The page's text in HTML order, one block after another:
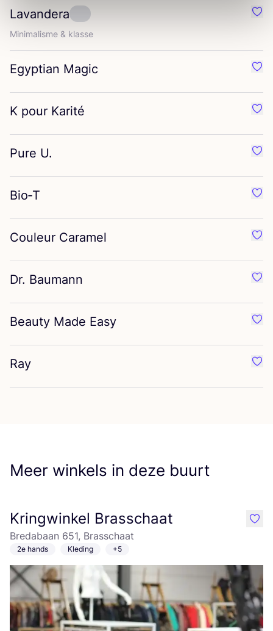
Lavandera
Mini­ma­lis­me & klasse
Egyptian Magic
K pour Karité
Pure U.
Bio‑T
Couleur Caramel
Dr. Baumann
Beauty Made Easy
Ray
Meer winkels in deze buurt
Kringwinkel Brasschaat
Bredabaan 651, Brasschaat
2e hands Kleding +5
like